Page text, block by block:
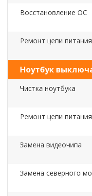
Восстановление ОС
Ремонт цепи питания
Ноутбук
Чистка ноутбука
Ремонт цепи питания
Замена видеочипа
Замена северного